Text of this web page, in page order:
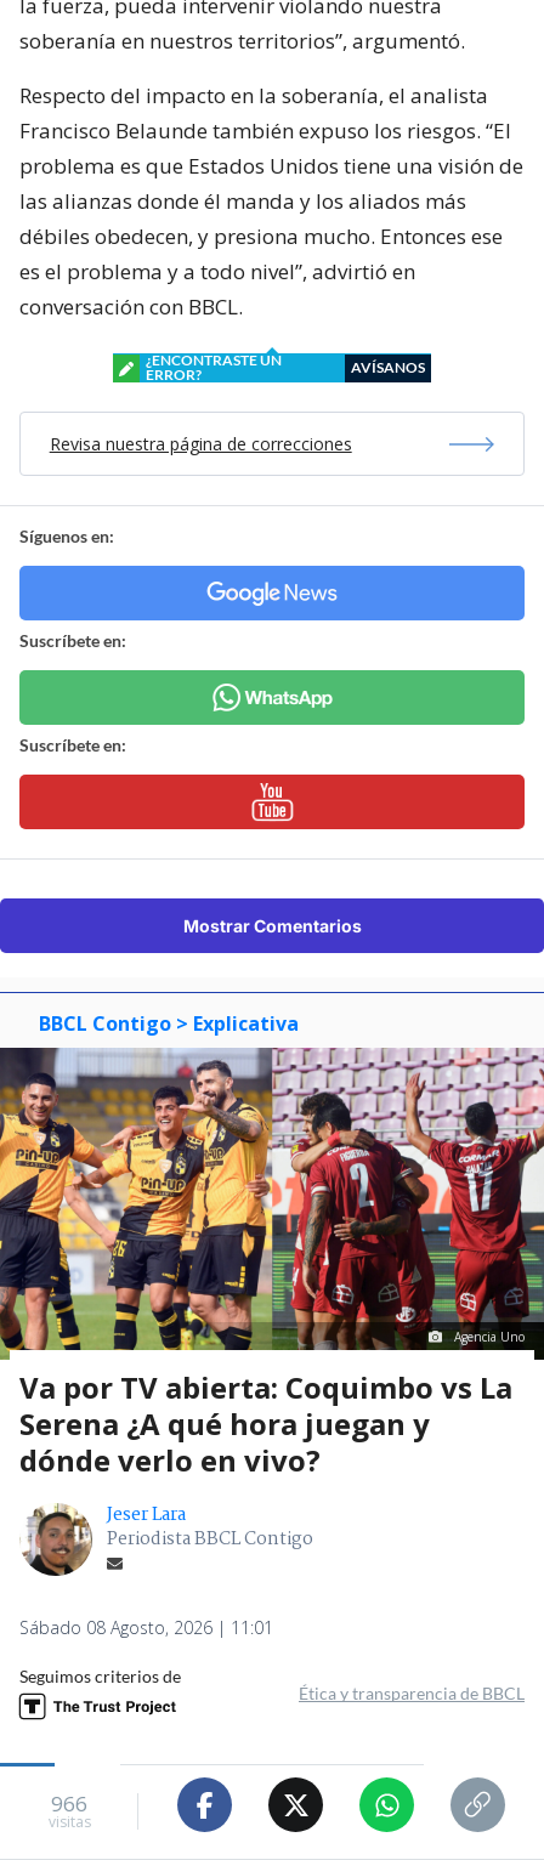
la fuerza, pueda intervenir violando nuestra
soberanía en nuestros territorios”, argumentó.
Respecto del impacto en la soberanía, el analista
Francisco Belaunde también expuso los riesgos. “El
problema es que Estados Unidos tiene una visión de
las alianzas donde él manda y los aliados más
débiles obedecen, y presiona mucho. Entonces ese
es el problema y a todo nivel”, advirtió en
conversación con BBCL.
¿ENCONTRASTE UN
ERROR?
AVÍSANOS
Revisa nuestra página de correcciones
Síguenos en:
Suscríbete en:
Suscríbete en:
Mostrar Comentarios
BBCL Contigo > Explicativa
Agencia Uno
Va por TV abierta: Coquimbo vs La
Serena ¿A qué hora juegan y
dónde verlo en vivo?
Jeser Lara
Periodista BBCL Contigo
Sábado 08 Agosto, 2026 | 11:01
Seguimos criterios de
Ética y transparencia de BBCL
966
visitas